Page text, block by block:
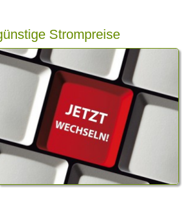
Strompreise